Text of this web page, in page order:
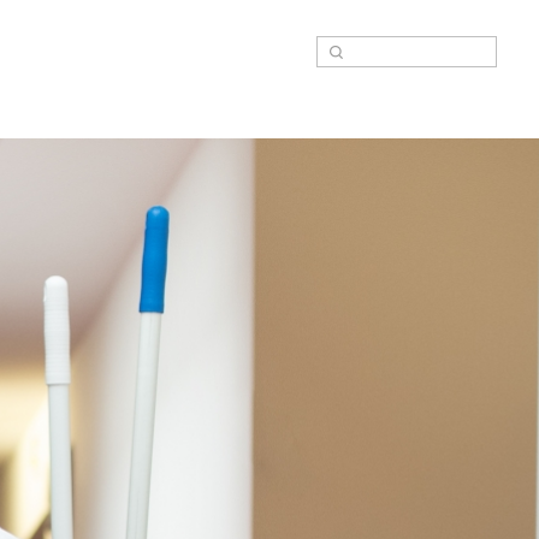
Suche